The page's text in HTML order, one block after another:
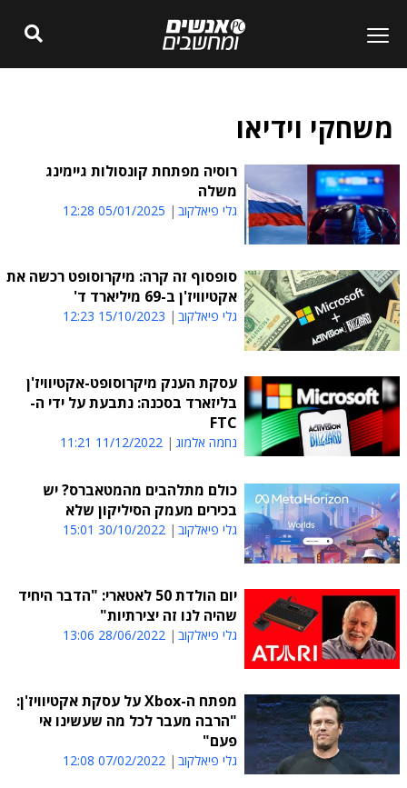
משחקי וידיאו
רוסיה מפתחת קונסולות גיימינג
משלה
גלי פיאלקוב 05/01/2025 12:28
סופסוף זה קרה: מיקרוסופט רכשה את
אקטיוויז'ן ב-69 מיליארד ד'
גלי פיאלקוב 15/10/2023 12:23
עסקת הענק מיקרוסופט-אקטיוויז'ן
בליזארד בסכנה: נתבעת על ידי ה-
FTC
נחמה אלמוג 11/12/2022 11:21
כולם מתלהבים מהמטאברס? יש
בכירים מעמק הסיליקון שלא
גלי פיאלקוב 30/10/2022 15:01
יום הולדת 50 לאטארי: "הדבר היחיד
שהיה לנו זה יצירתיות"
גלי פיאלקוב 28/06/2022 13:06
מפתח ה-Xbox על עסקת אקטיוויז'ן:
"הרבה מעבר לכל מה שעשינו אי
פעם"
גלי פיאלקוב 07/02/2022 12:08